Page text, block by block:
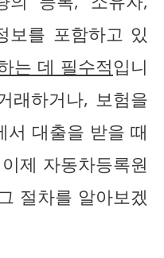
보를 포함하고 있
는 데 필수적입니
래하거나, 보험을
서 대출을 받을 때
제 자동차등록원
절차를 알아보겠